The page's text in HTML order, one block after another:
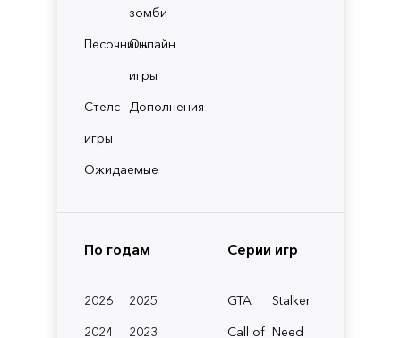
зомби
ПесочницыОнлайн
игры
Стелс
игры
Дополнения
Ожидаемые
По годам
2026
2025
2024
2023
Серии игр
GTA
Stalker
Call of Need